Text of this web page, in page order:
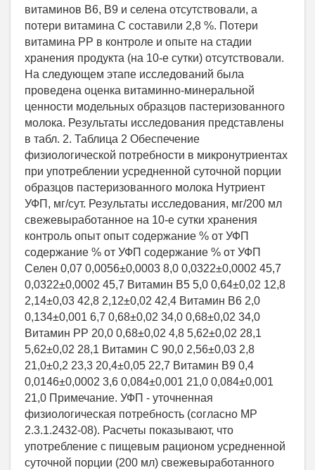
витаминов В6, В9 и селена отсутствовали, а
потери витамина С составили 2,8 %. Потери
витамина РР в контроле и опыте на стадии
хранения продукта (на 10-е сутки) отсутствовали.
На следующем этапе исследований была
проведена оценка витаминно-минеральной
ценности модельных образцов пастеризованного
молока. Результаты исследования представлены
в табл. 2. Таблица 2 Обеспечение
физиологической потребности в микронутриентах
при употреблении усредненной суточной порции
образцов пастеризованного молока Нутриент
УФП, мг/сут. Результаты исследования, мг/200 мл
свежевыработанное на 10-е сутки хранения
контроль опыт опыт содержание % от УФП
содержание % от УФП содержание % от УФП
Селен 0,07 0,0056±0,0003 8,0 0,0322±0,0002 45,7
0,0322±0,0002 45,7 Витамин В5 5,0 0,64±0,02 12,8
2,14±0,03 42,8 2,12±0,02 42,4 Витамин В6 2,0
0,134±0,001 6,7 0,68±0,02 34,0 0,68±0,02 34,0
Витамин РР 20,0 0,68±0,02 4,8 5,62±0,02 28,1
5,62±0,02 28,1 Витамин С 90,0 2,56±0,03 2,8
21,0±0,2 23,3 20,4±0,05 22,7 Витамин В9 0,4
0,0146±0,0002 3,6 0,084±0,001 21,0 0,084±0,001
21,0 Примечание. УФП - уточненная
физиологическая потребность (согласно МР
2.3.1.2432-08). Расчеты показывают, что
употребление с пищевым рационом усредненной
суточной порции (200 мл) свежевыработанного